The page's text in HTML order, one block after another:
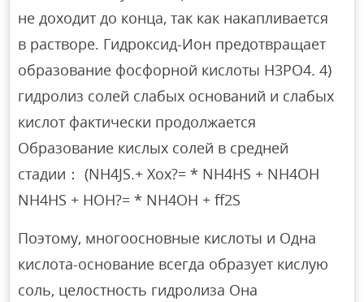
не доходит до конца, так как накапливается
в растворе. Гидроксид-Ион предотвращает
образование фосфорной кислоты H3PO4. 4)
гидролиз солей слабых оснований и слабых
кислот фактически продолжается
Образование кислых солей в средней
стадии： (NH4JS.+ Хох?= * NH4HS + NH4OH
NH4HS + HOH?= * NH4OH + ff2S
Поэтому, многоосновные кислоты и Одна
кислота-основание всегда образует кислую
соль, целостность гидролиза Она